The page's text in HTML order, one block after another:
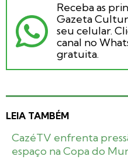
Receba as
Gazeta
seu celular.
canal no
gratuita.
LEIA TAMBÉM
CazéTV enfrenta
espaço na Copa do